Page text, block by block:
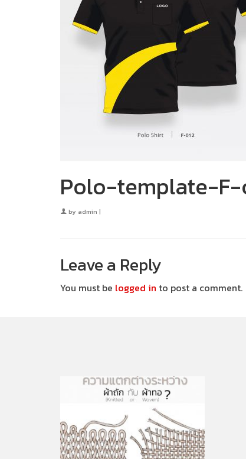
Polo-template-
by admin |
Leave a Reply
You must be logged in to post a comment.